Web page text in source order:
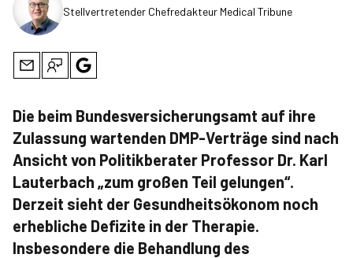
Stellvertretender Chefredakteur Medical Tribune
Die beim Bundesversicherungsamt auf ihre
Zulassung wartenden DMP-Verträge sind nach
Ansicht von Politikberater Professor Dr. Karl
Lauterbach „zum großen Teil gelungen“.
Derzeit sieht der Gesundheitsökonom noch
erhebliche Defizite in der Therapie.
Insbesondere die Behandlung des